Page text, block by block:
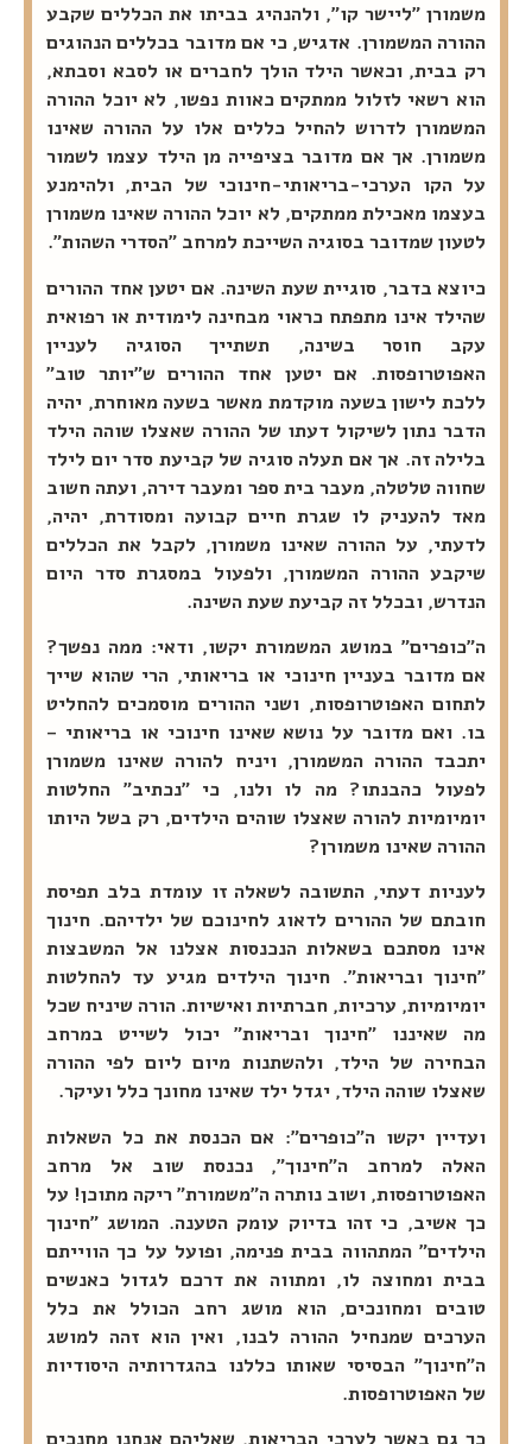
משמורן "ליישר קו", ולהנהיג בביתו את הכללים שקבע
ההורה המשמורן. אדגיש, כי אם מדובר בכללים הנהוגים
רק בבית, וכאשר הילד הולך לחברים או לסבא וסבתא,
הוא רשאי לזלול ממתקים כאוות נפשו, לא יוכל ההורה
המשמורן לדרוש להחיל כללים אלו על ההורה שאינו
משמורן. אך אם מדובר בציפייה מן הילד עצמו לשמור
על הקו הערכי-בריאותי-חינוכי של הבית, ולהימנע
בעצמו מאכילת ממתקים, לא יוכל ההורה שאינו משמורן
לטעון שמדובר בסוגיה השייכת למרחב "הסדרי השהות".
כיוצא בדבר, סוגיית שעת השינה. אם יטען אחד ההורים
שהילד אינו מתפתח כראוי מבחינה לימודית או רפואית
עקב חוסר בשינה, תשתייך הסוגיה לעניין
האפוטרופסות. אם יטען אחד ההורים ש"יותר טוב"
ללכת לישון בשעה מוקדמת מאשר בשעה מאוחרת, יהיה
הדבר נתון לשיקול דעתו של ההורה שאצלו שוהה הילד
בלילה זה. אך אם תעלה סוגיה של קביעת סדר יום לילד
שחווה טלטלה, מעבר בית ספר ומעבר דירה, ועתה חשוב
מאד להעניק לו שגרת חיים קבועה ומסודרת, יהיה,
לדעתי, על ההורה שאינו משמורן, לקבל את הכללים
שיקבע ההורה המשמורן, ולפעול במסגרת סדר היום
הנדרש, ובכלל זה קביעת שעת השינה.
ה"כופרים" במושג המשמורת יקשו, ודאי: ממה נפשך?
אם מדובר בעניין חינוכי או בריאותי, הרי שהוא שייך
לתחום האפוטרופסות, ושני ההורים מוסמכים להחליט
בו. ואם מדובר על נושא שאינו חינוכי או בריאותי –
יתכבד ההורה המשמורן, ויניח להורה שאינו משמורן
לפעול כהבנתו? מה לו ולנו, כי "נכתיב" החלטות
יומיומיות להורה שאצלו שוהים הילדים, רק בשל היותו
ההורה שאינו משמורן?
לעניות דעתי, התשובה לשאלה זו עומדת בלב תפיסת
חובתם של ההורים לדאוג לחינוכם של ילדיהם. חינוך
אינו מסתכם בשאלות הנכנסות אצלנו אל המשבצות
"חינוך ובריאות". חינוך הילדים מגיע עד להחלטות
יומיומיות, ערכיות, חברתיות ואישיות. הורה שיניח שכל
מה שאיננו "חינוך ובריאות" יכול לשייט במרחב
הבחירה של הילד, ולהשתנות מיום ליום לפי ההורה
שאצלו שוהה הילד, יגדל ילד שאינו מחונך כלל ועיקר.
ועדיין יקשו ה"כופרים": אם הכנסת את כל השאלות
האלה למרחב ה"חינוך", נכנסת שוב אל מרחב
האפוטרופסות, ושוב נותרה ה"משמורת" ריקה מתוכן! על
כך אשיב, כי זהו בדיוק עומק הטענה. המושג "חינוך
הילדים" המתהווה בבית פנימה, ופועל על כך הווייתם
בבית ומחוצה לו, ומתווה את דרכם לגדול כאנשים
טובים ומחונכים, הוא מושג רחב הכולל את כלל
הערכים שמנחיל ההורה לבנו, ואין הוא זהה למושג
ה"חינוך" הבסיסי שאותו כללנו בהגדרותיה היסודיות
של האפוטרופסות.